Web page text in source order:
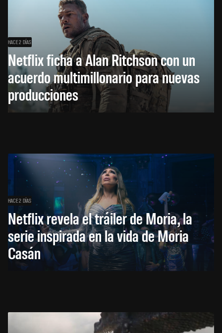
HACE 2 DÍAS
Netflix ficha a Alan Ritchson con un
acuerdo multimillonario para nuevas
producciones
HACE 2 DÍAS
Netflix revela el tráiler de Moria, la
serie inspirada en la vida de Moria
Casán